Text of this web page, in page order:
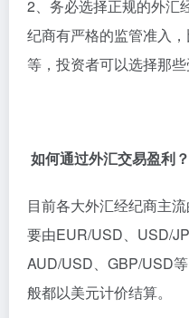
2、务必选择正规的外汇
纪商有严格的监管准入
等，投资者可以选择那些
如何通过外汇交易盈利？
目前各大外汇经纪商主
要由EUR/USD、USD/
AUD/USD、GBP/USD
般都以美元计价结算。